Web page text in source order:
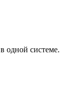
одной системе.